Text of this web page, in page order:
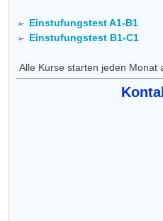
Einstufungstest A1-B1
Einstufungstest B1-C1
Alle Kurse starten jeden Monat